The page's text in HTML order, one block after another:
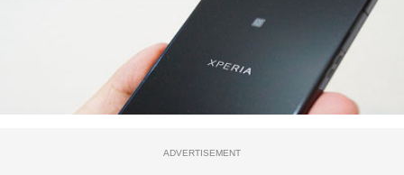
ADVERTISEMENT